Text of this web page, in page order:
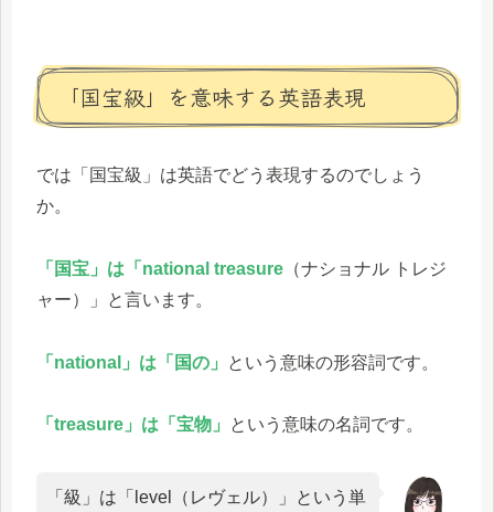
「国宝級」を意味する英語表現
では「国宝級」は英語でどう表現するのでしょう
か。
「国宝」は「national treasure （ナショナル トレジ
ャー）」と言います。
「national」は「国の」 という意味の形容詞です。
「treasure」は「宝物」 という意味の名詞です。
「級」は「level（レヴェル）」という単